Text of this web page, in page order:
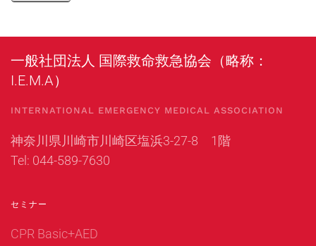
一般社団法人 国際救命救急協会（略称：
I.E.M.A）
INTERNATIONAL EMERGENCY MEDICAL ASSOCIATION
神奈川県川崎市川崎区塩浜3-27-8 1階
Tel: 044-589-7630
セミナー
CPR Basic+AED